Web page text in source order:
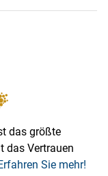
das größte
das Vertrauen
Sie mehr!